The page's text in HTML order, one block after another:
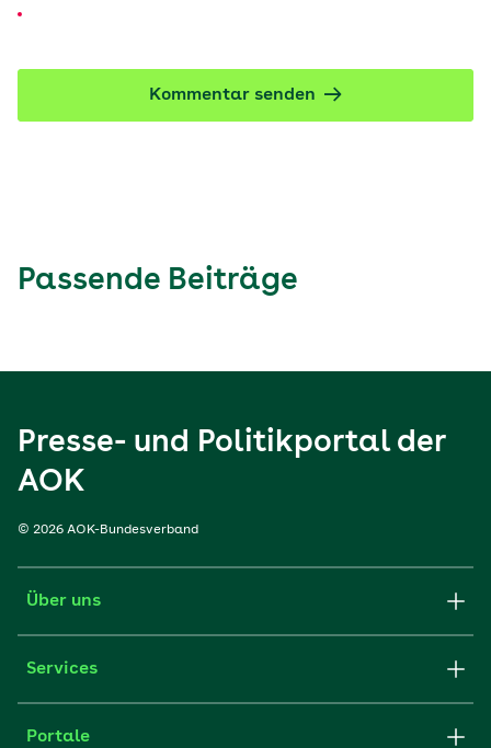
Kommentar senden
Passende Beiträge
Presse- und Politikportal der
AOK
© 2026 AOK-Bundesverband
Über uns
Services
Portale